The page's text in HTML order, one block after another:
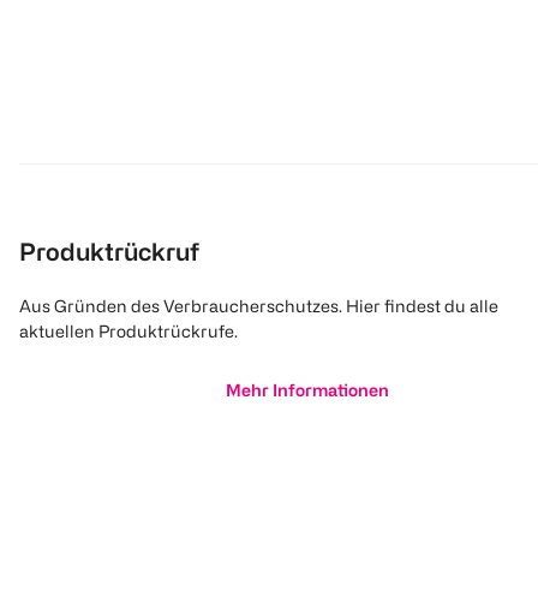
Produktrückruf
Aus Gründen des Verbraucherschutzes. Hier findest du alle
aktuellen Produktrückrufe.
Mehr Informationen